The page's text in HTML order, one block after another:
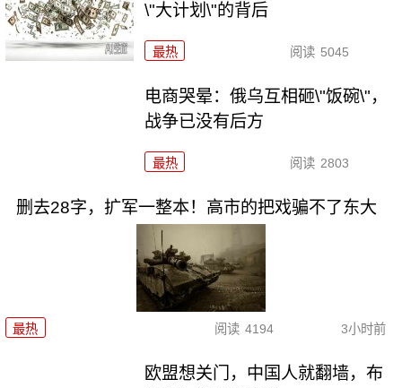
\"大计划\"的背后
最热 阅读 5045
电商哭晕：俄乌互相砸\"饭碗\"，
战争已没有后方
最热 阅读 2803
删去28字，扩军一整本！高市的把戏骗不了东大
最热 阅读 4194 3小时前
欧盟想关门，中国人就翻墙，布